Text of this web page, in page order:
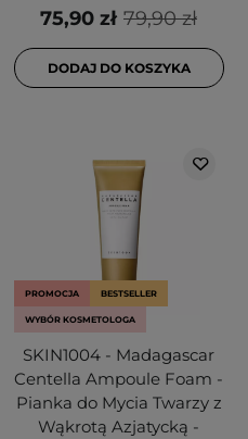
79,90 zł
75,90 zł
DODAJ DO KOSZYKA
PROMOCJA BESTSELLER
WYBÓR KOSMETOLOGA
SKIN1004 - Madagascar
Centella Ampoule Foam -
Pianka do Mycia Twarzy z
Wąkrotą Azjatycką -